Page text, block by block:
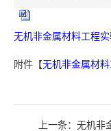
无机非金属材料工程
附件【无机非金属材
上一条： 无机非